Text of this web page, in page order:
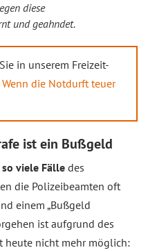
diese
und geahndet.
in unserem Freizeit-
die Notdurft teuer
ist ein Bußgeld
viele Fälledes
die Polizeibeamten oft
einem „Bußgeld
ist aufgrund des
heute nicht mehr möglich: